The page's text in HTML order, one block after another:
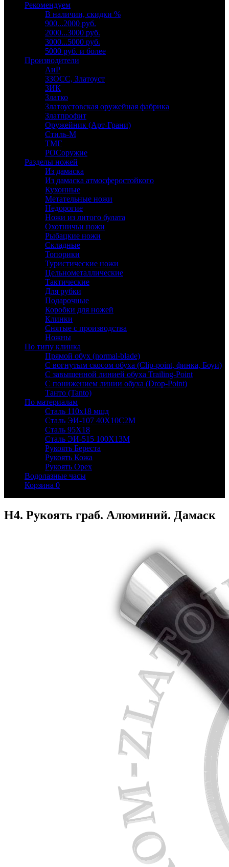
Рекомендуем
В наличии, скидки %
900...2000 руб.
2000...3000 руб.
3000...5000 руб.
5000 руб. и более
Производители
АиР
ЗЗОСС, Златоуст
ЗИК
Златко
Златоустовская оружейная фабрика
Златпрофит
Оружейник (Арт-Грани)
Стиль-М
ТМГ
РОСоружие
Разделы ножей
Из дамаска
Из дамаска атмосферостойкого
Кухонные
Метательные ножи
Недорогие
Ножи из литого булата
Охотничьи ножи
Рыбацкие ножи
Складные
Топорики
Туристические ножи
Цельнометаллические
Тактические
Для рубки
Подарочные
Коробки для ножей
Клинки
Снятые с производства
Ножны
По типу клинка
Прямой обух (normal-blade)
С вогнутым скосом обуха (Clip-point, финка, Боуи)
С завышенной линией обуха Trailing-Point
С понижением линии обуха (Drop-Point)
Танто (Tanto)
По материалам
Сталь 110х18 мшд
Сталь ЭИ-107 40Х10С2М
Сталь 95Х18
Сталь ЭИ-515 100Х13М
Рукоять Береста
Рукоять Кожа
Рукоять Орех
Водолазные часы
Корзина 0
Н4. Рукоять граб. Алюминий. Дамаск